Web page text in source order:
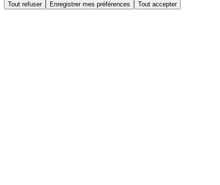
Tout refuser Enregistrer mes préférences Tout accepter